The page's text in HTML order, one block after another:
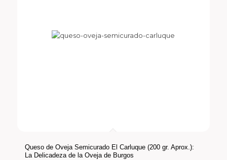
Queso de Oveja Semicurado El Carluque (200 gr. Aprox.):
La Delicadeza de la Oveja de Burgos